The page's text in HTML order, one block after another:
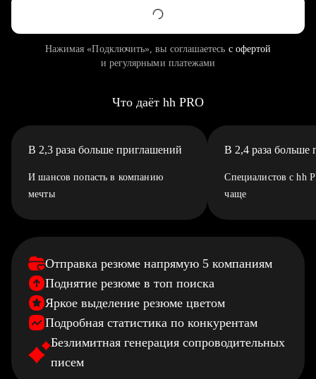
Нажимая «Подключить», вы соглашаетесь с офертой
и регулярными платежами
Что даёт hh PRO
В 2,3 раза больше приглашений
И шансов попасть в компанию
мечты
В 2,4 раза больше
Специалистов с hh
чаще
Отправка резюме напрямую 5 компаниям
Поднятие резюме в топ поиска
Яркое выделение резюме цветом
Подробная статистика по конкурентам
Безлимитная генерация сопроводительных
писем